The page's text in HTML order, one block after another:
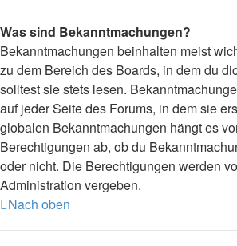
Was sind Bekanntmachungen?
Bekanntmachungen beinhalten meist
zu dem Bereich des Boards, in dem du
solltest sie stets lesen.
auf jeder Seite des Forums, in dem sie
globalen Bekanntmachungen hängt es
Berechtigungen ab, ob du
oder nicht. Die Berechtigungen werden
Administration vergeben.
Nach oben